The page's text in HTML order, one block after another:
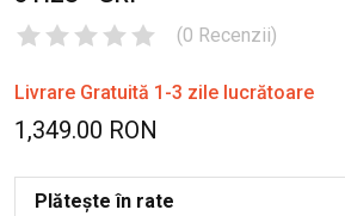
(0 Recenzii)
Livrare Gratuită 1-3 zile lucrătoare
1,349.00 RON
Plătește în rate